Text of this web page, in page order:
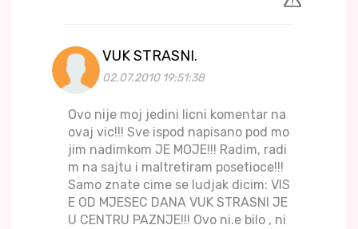
VUK STRASNI.
02.07.2010 19:51:38
Ovo nije moj jedini licni komentar na
ovaj vic!!! Sve ispod napisano pod mo
jim nadimkom JE MOJE!!! Radim, radi
m na sajtu i maltretiram posetioce!!!
Samo znate cime se ludjak dicim: VIS
E OD MJESEC DANA VUK STRASNI JE
U CENTRU PAZNJE!!! Ovo ni.e bilo , ni